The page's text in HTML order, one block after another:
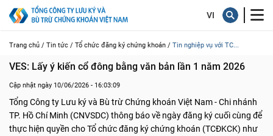
Trang chủ / Tin tức / Tổ chức đăng ký chứng khoán / Tin nghiệp vụ với TC...
VES: Lấy ý kiến cổ đông bằng văn bản lần 1 năm 2026
Cập nhật ngày 10/06/2026 - 16:03:09
Tổng Công ty Lưu ký và Bù trừ Chứng khoán Việt Nam - Chi nhánh
TP. Hồ Chí Minh (CNVSDC) thông báo về ngày đăng ký cuối cùng để
thực hiện quyền cho Tổ chức đăng ký chứng khoán (TCĐKCK) như